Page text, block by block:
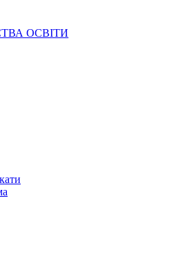
ОСВІТИ